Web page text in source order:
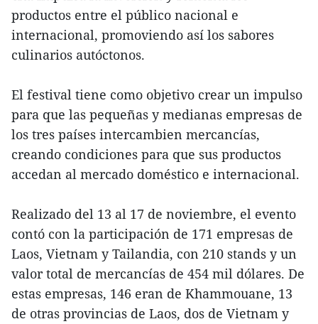
productos entre el público nacional e
internacional, promoviendo así los sabores
culinarios autóctonos.
El festival tiene como objetivo crear un impulso
para que las pequeñas y medianas empresas de
los tres países intercambien mercancías,
creando condiciones para que sus productos
accedan al mercado doméstico e internacional.
Realizado del 13 al 17 de noviembre, el evento
contó con la participación de 171 empresas de
Laos, Vietnam y Tailandia, con 210 stands y un
valor total de mercancías de 454 mil dólares. De
estas empresas, 146 eran de Khammouane, 13
de otras provincias de Laos, dos de Vietnam y